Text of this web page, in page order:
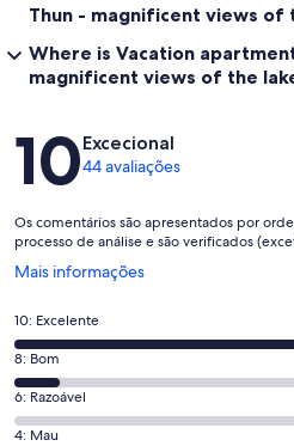
Thun - magnificent views of
Where is Vacation
magnificent views of the
Avaliações
10Excecional
44 avaliações
Os comentários são apresentados por
processo de análise e são verificados
Mais informações
Abre
nova
janela
Pontuação
de
10,
o
que
10: Excelente
Pontuação
de
8,
o
8: Bom
Pontuação
de
6: Razoável
Pontuação
4: Mau